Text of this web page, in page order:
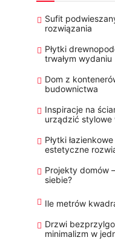
Sufit
rozwiązania
Płytki
trwałym wydaniu
Dom z
budownictwa
Inspiracje na
urządzić stylowe
Płytki
estetyczne
Projekty domów
siebie?
Ile metrów
Drzwi
minimalizm w